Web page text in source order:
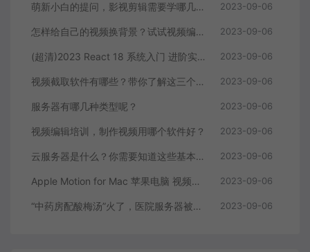
萌新小白的提问，影视剪辑需要学哪几个软件？ 2023-09-06
怎样给自己的视频换背景？试试视频编辑软件 2023-09-06
(超清)2023 React 18 系统入门 进阶实战《欢乐购》 2023-09-06
视频截取软件有哪些？带你了解这三个视频编辑软件 2023-09-06
服务器有哪几种类型呢？ 2023-09-06
视频编辑培训，制作视频用哪个软件好？ 2023-09-06
云服务器是什么？你需要知道这些基本知识 2023-09-06
Apple Motion for Mac 苹果电脑 视频编辑软件 2023-09-06
“中药房配酸梅汤”火了，医院服务器被挤爆，网友：更适合中国宝宝体质 2023-09-06